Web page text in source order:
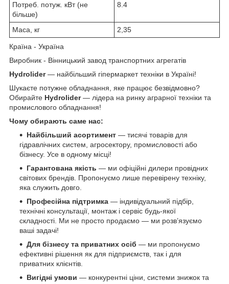
Потреб. потуж. кВт (не
більше)
8.4
Маса, кг 2,35
Країна - Україна
Виробник - Вінницький завод транспортних агрегатів
Hydrolider— найбільший гіпермаркет техніки в Україні!
Шукаєте потужне обладнання, яке працює безвідмовно?
Обирайте Hydrolider— лідера на ринку аграрної техніки та
промислового обладнання!
Чому обирають саме нас:
Найбільший асортимент — тисячі товарів для
гідравлічних систем, агросектору, промисловості або
бізнесу. Усе в одному місці!
Гарантована якість — ми офіційні дилери провідних
світових брендів. Пропонуємо лише перевірену техніку,
яка служить довго.
Професійна підтримка — індивідуальний підбір,
технічні консультації, монтаж і сервіс будь-якої
складності. Ми не просто продаємо — ми розв’язуємо
ваші задачі!
Для бізнесу та приватних осіб — ми пропонуємо
ефективні рішення як для підприємств, так і для
приватних клієнтів.
Вигідні умови — конкурентні ціни, системи знижок та